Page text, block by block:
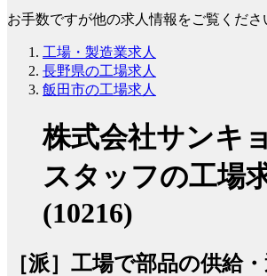
お手数ですが他の求人情報をご覧くださ
工場・製造業求人
長野県の工場求人
飯田市の工場求人
株式会社サンキ
スタッフの工場
(10216)
［派］工場で部品の供給